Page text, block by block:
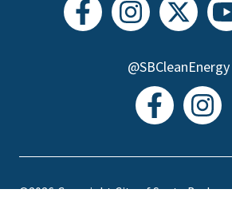
@SBCleanEnergy
©2026 Copyright City of Santa Barbara